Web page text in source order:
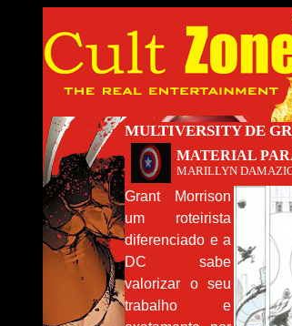
MULTIVERSITY DE
MATERIAL
MARILLYN
Grant Morrison
um roteirista
diferenciado e a
DC sabe
valorizar o seu
trabalho e